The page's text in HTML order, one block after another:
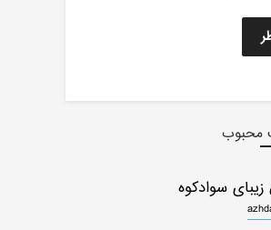
محبوب
سوادکوه